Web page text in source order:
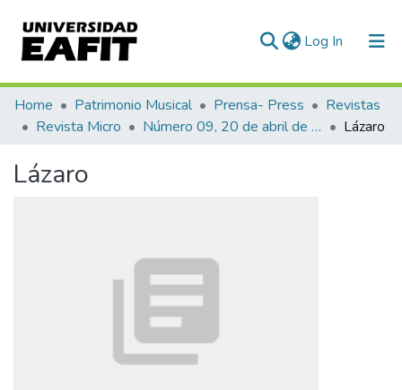
Log In (current)
Communities & Collections
All of DSpace
Statistics
Home Patrimonio Musical Prensa- Press
Revistas
Revista Micro
Número 09, 20 de abril de 1940 Lázaro
Lázaro